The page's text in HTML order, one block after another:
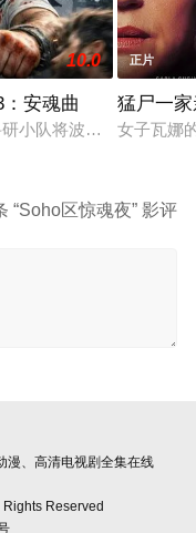
，正努力回归正常生活
10.0
安魂曲
小队将波派囚禁在地下
正片
猛尸一
女子瓦娜
“Soho区惊魂夜” 影评
漫、高清电视剧全集在线
Reserved